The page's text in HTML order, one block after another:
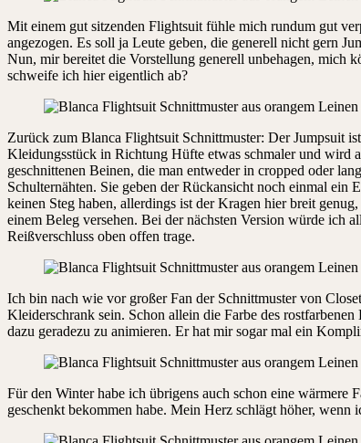
Mit einem gut sitzenden Flightsuit fühle mich rundum gut
angezogen. Es soll ja Leute geben, die generell nicht gern
Nun, mir bereitet die Vorstellung generell unbehagen, mich
schweife ich hier eigentlich ab?
Zurück zum Blanca Flightsuit Schnittmuster: Der Jumpsuit
Kleidungsstück in Richtung Hüfte etwas schmaler und wird
geschnittenen Beinen, die man entweder in cropped oder
Schulternähten. Sie geben der Rückansicht noch einmal
keinen Steg haben, allerdings ist der Kragen hier breit
einem Beleg versehen. Bei der nächsten Version würde ich
Reißverschluss oben offen trage.
Ich bin nach wie vor großer Fan der Schnittmuster von
Kleiderschrank sein. Schon allein die Farbe des
dazu geradezu zu animieren. Er hat mir sogar mal ein
Für den Winter habe ich übrigens auch schon eine
geschenkt bekommen habe. Mein Herz schlägt höher, wenn